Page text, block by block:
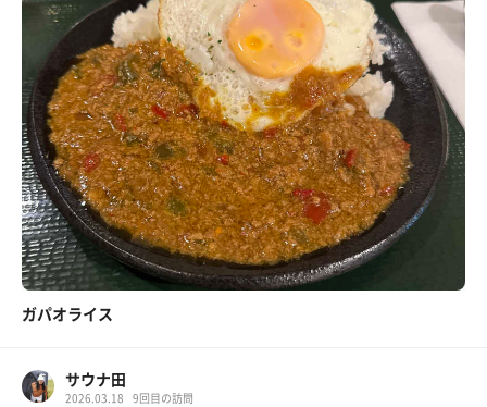
ガパオライス
サウナ田
2026.03.18 9回目の訪問